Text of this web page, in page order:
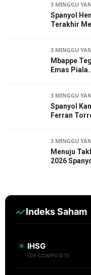
3 MINGGU
Spanyol
Terakhir
3 MINGGU
Mbappe
Emas
3 MINGGU
Spanyol
Ferran
3 MINGGU
Menuju
2026
Indeks Saham
IHSG
IDX COMPOSITE